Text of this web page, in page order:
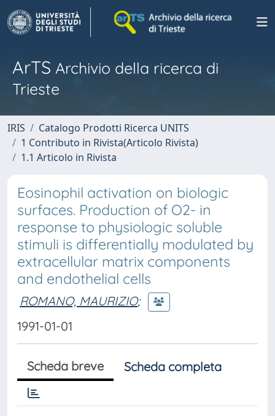
ArTS Archivio della ricerca di
Trieste
IRIS
Catalogo Prodotti Ricerca UNITS
1 Contributo in Rivista(Articolo Rivista)
1.1 Articolo in Rivista
Eosinophil activation on biologic
surfaces. Production of O2- in
response to physiologic soluble
stimuli is differentially modulated by
extracellular matrix components
and endothelial cells
ROMANO, MAURIZIO;
1991-01-01
Scheda breve Scheda completa